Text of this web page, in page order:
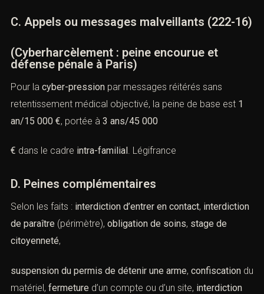
C. Appels ou messages malveillants (222-16)
(Cyberharcèlement : peine encourue et
défense pénale à Paris)
Pour la cyber-pression par messages réitérés sans
retentissement médical objectivé, la peine de base est 1
an/15 000 €, portée à 3 ans/45 000
€ dans le cadre intra-familial . Légifrance
D. Peines complémentaires
Selon les faits : interdiction d’entrer en contact, interdiction
de paraître (périmètre), obligation de soins, stage de
citoyenneté,
suspension du permis de détenir une arme, confiscation du
matériel, fermeture d’un compte ou d’un site, interdiction